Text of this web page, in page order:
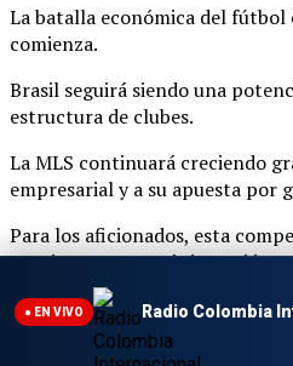
La batalla económica del fútbol
comienza.
Brasil seguirá siendo una
estructura de clubes.
La MLS continuará creciendo
empresarial y a su apuesta por
Para los aficionados, esta
continente con más inversión,
industria deportiva cada vez
El fútbol americano dejó de
● EN VIVO Radio Colombia